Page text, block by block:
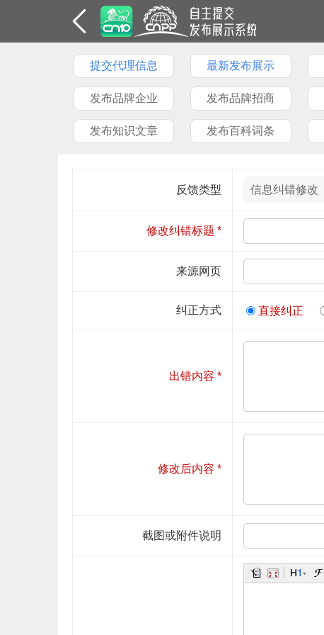
提交代理信息 最新发布展示
发布品牌企业 发布品牌招商
发布知识文章 发布百科词条
反馈类型 信息纠错修改
修改纠错标题 *
来源网页
纠正方式 直接纠正
出错内容 *
修改后内容 *
截图或附件说明